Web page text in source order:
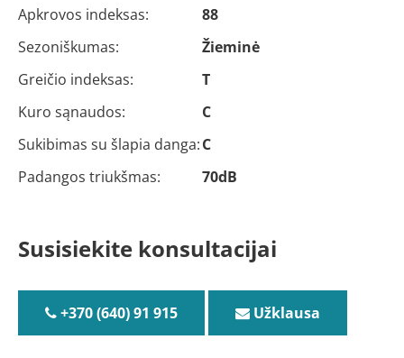
Apkrovos indeksas:
88
Sezoniškumas:
Žieminė
Greičio indeksas:
T
Kuro sąnaudos:
C
Sukibimas su šlapia danga:C
Padangos triukšmas:
70dB
Susisiekite konsultacijai
+370 (640) 91 915 Užklausa